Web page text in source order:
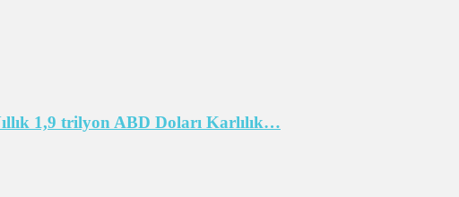
1,9 trilyon ABD Doları Karlılık…